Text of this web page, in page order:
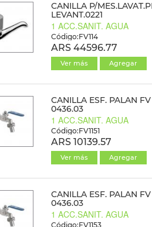
CANILLA P/
LEVANT.0221
1 ACC.SANIT. AGUA
Código:FV114
ARS 44596.77
Ver más Agregar
CANILLA ESF. PALAN FV
0436.03
1 ACC.SANIT. AGUA
Código:FV1151
ARS 10139.57
Ver más Agregar
CANILLA ESF. PALAN FV
0436.03
1 ACC.SANIT. AGUA
Código:FV1153